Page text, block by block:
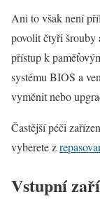
Ani to však není
povolit čtyři šrouby
přístup k
systému BIOS a
vyměnit nebo
Častější péči
vyberete z
Vstupní